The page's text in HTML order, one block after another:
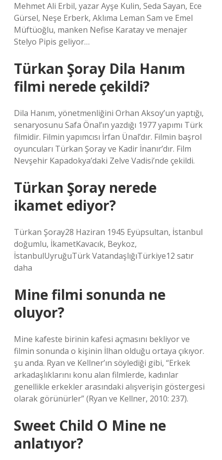
Mehmet Ali Erbil, yazar Ayşe Kulin, Seda Sayan, Ece
Gürsel, Neşe Erberk, Aklıma Leman Sam ve Emel
Müftüoğlu, manken Nefise Karatay ve menajer
Stelyo Pipis geliyor…
Türkan Şoray Dila Hanım
filmi nerede çekildi?
Dila Hanım, yönetmenliğini Orhan Aksoy’un yaptığı,
senaryosunu Safa Önal’ın yazdığı 1977 yapımı Türk
filmidir. Filmin yapımcısı İrfan Ünal’dır. Filmin başrol
oyuncuları Türkan Şoray ve Kadir İnanır’dır. Film
Nevşehir Kapadokya’daki Zelve Vadisi’nde çekildi.
Türkan Şoray nerede
ikamet ediyor?
Türkan Şoray28 Haziran 1945 Eyüpsultan, İstanbul
doğumlu, İkametKavacık, Beykoz,
İstanbulUyruğuTürk VatandaşlığıTürkiye12 satır
daha
Mine filmi sonunda ne
oluyor?
Mine kafeste birinin kafesi açmasını bekliyor ve
filmin sonunda o kişinin İlhan olduğu ortaya çıkıyor.
şu anda. Ryan ve Kellner’ın söylediği gibi, “Erkek
arkadaşlıklarını konu alan filmlerde, kadınlar
genellikle erkekler arasındaki alışverişin göstergesi
olarak görünürler” (Ryan ve Kellner, 2010: 237).
Sweet Child O Mine ne
anlatıyor?